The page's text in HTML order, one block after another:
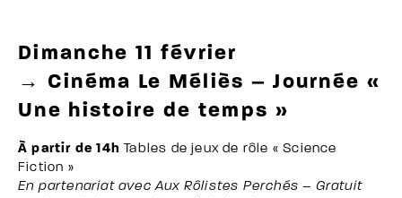
Dimanche 11 février
→ Cinéma Le Méliès – Journée «
Une histoire de temps »
À partir de 14h Tables de jeux de rôle « Science
Fiction »
En partenariat avec Aux Rôlistes Perchés – Gratuit